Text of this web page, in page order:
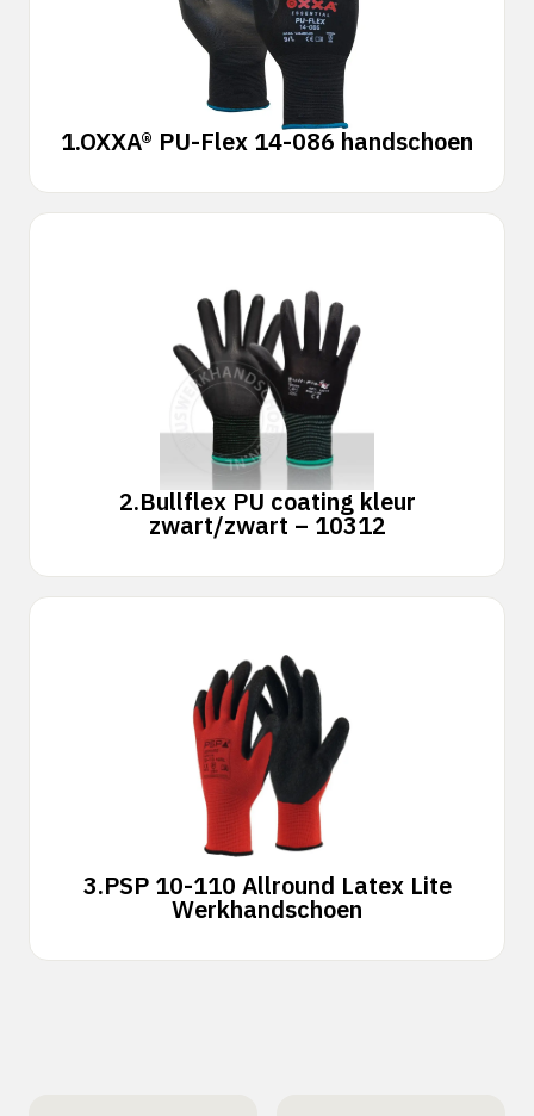
1.OXXA® PU-Flex 14-086 handschoen
2.Bullflex PU coating kleur
zwart/zwart – 10312
3.PSP 10-110 Allround Latex Lite
Werkhandschoen